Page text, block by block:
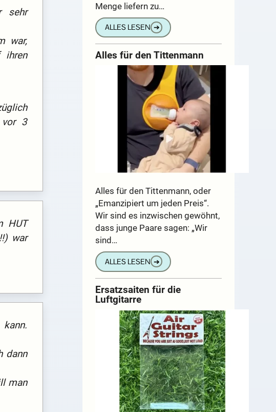
sehr
war,
ihren
vor 3
HUT
war
dann
man
Menge liefern zu…
ALLES LESEN ➔
Alles für den Tittenmann
Alles für den Tittenmann, oder
„Emanzipiert um jeden Preis“.
Wir sind es inzwischen gewöhnt,
dass junge Paare sagen: „Wir
sind…
ALLES LESEN ➔
Ersatzsaiten für die
Luftgitarre